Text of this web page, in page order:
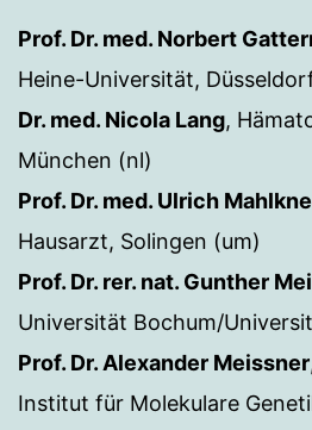
Prof. Dr. med. Norbert
Heine-Universität,
Dr. med. Nicola Lang,
München (nl)
Prof. Dr. med. Ulrich
Hausarzt, Solingen (um)
Prof. Dr. rer. nat. Gunther
Universität Bochum/
Prof. Dr. Alexander Meissner
Institut für Molekulare